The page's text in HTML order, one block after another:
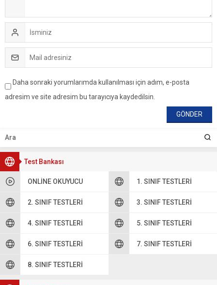
Test Bankası
ONLINE OKUYUCU 1. SINIF TESTLERI
2. SINIF TESTLERI 3. SINIF TESTLERI
4. SINIF TESTLERI 5. SINIF TESTLERI
6. SINIF TESTLERI 7. SINIF TESTLERI
8. SINIF TESTLERI
Daha sonraki yorumlarımda kullanılması için adım, e-posta
adresim ve site adresim bu tarayıcıya kaydedilsin.